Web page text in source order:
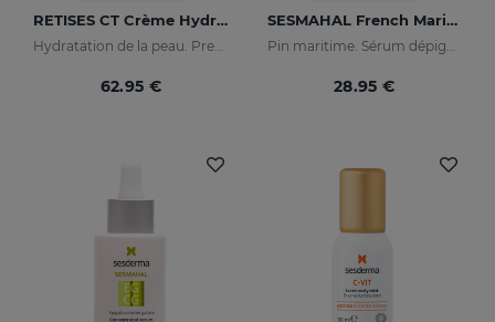
RETISES CT Crème Hydratante Anti-Âge
62.95 €
SESMAHAL French Maritime Pine
28.95 €